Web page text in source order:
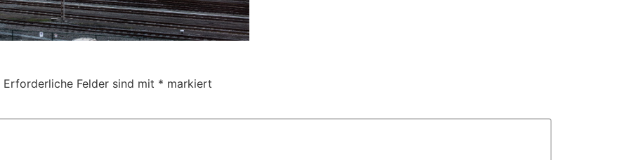
Erforderliche Felder sind mit * markiert